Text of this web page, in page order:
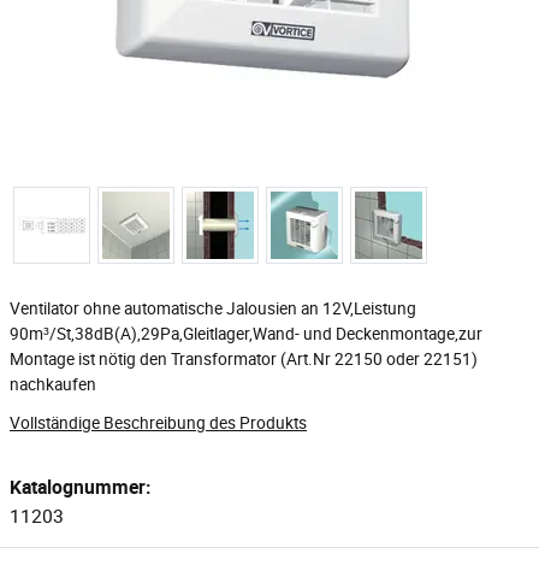
Ventilator ohne automatische Jalousien an 12V,Leistung
90m³/St,38dB(A),29Pa,Gleitlager,Wand- und Deckenmontage,zur
Montage ist nötig den Transformator (Art.Nr 22150 oder 22151)
nachkaufen
Vollständige Beschreibung des Produkts
Katalognummer:
11203